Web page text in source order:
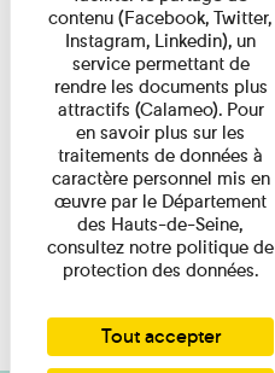
contenu (Facebook, Twitter,
Instagram, Linkedin), un
service permettant de
rendre les documents plus
attractifs (Calameo). Pour
en savoir plus sur les
traitements de données à
caractère personnel mis en
œuvre par le Département
des Hauts-de-Seine,
consultez notre politique de
protection des données.
Tout accepter